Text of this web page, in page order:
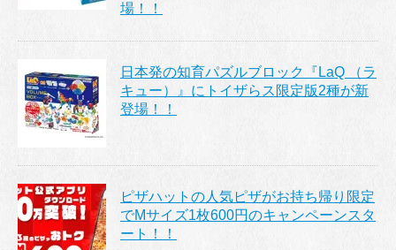
場！！
日本発の知育パズルブロック『LaQ （ラ
キュー）』にトイザらス限定版2種が新
登場！！
ピザハットの人気ピザがお持ち帰り限定
でMサイズ1枚600円のキャンペーンスタ
ート！！